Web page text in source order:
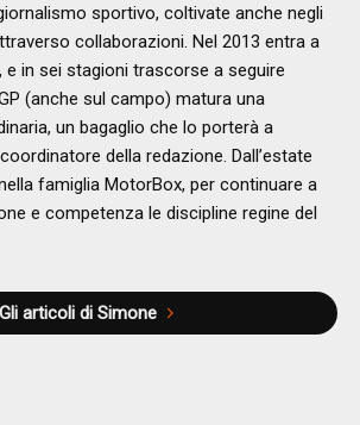
sportivo, coltivate anche negli
collaborazioni. Nel 2013 entra a
e in sei stagioni trascorse a seguire
(anche sul campo) matura una
un bagaglio che lo porterà a
della redazione. Dall’estate
famiglia MotorBox, per continuare a
e competenza le discipline regine del
Gli articoli di Simone